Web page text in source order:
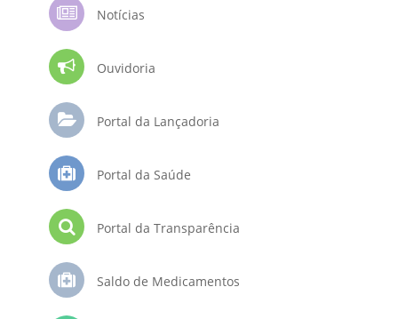
Notícias
Ouvidoria
Portal da Lançadoria
Portal da Saúde
Portal da Transparência
Saldo de Medicamentos